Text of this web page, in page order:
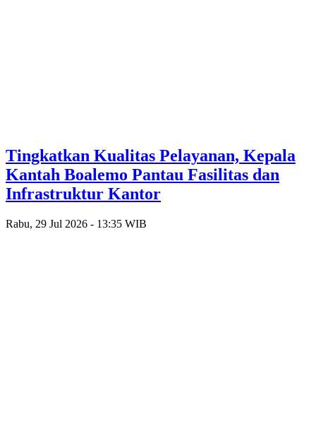
Tingkatkan Kualitas Pelayanan, Kepala
Kantah Boalemo Pantau Fasilitas dan
Infrastruktur Kantor
Rabu, 29 Jul 2026 - 13:35 WIB